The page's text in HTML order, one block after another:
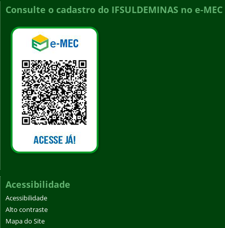
Consulte o cadastro do IFSULDEMINAS no e-MEC
Acessibilidade
Acessibilidade
Alto contraste
Mapa do Site